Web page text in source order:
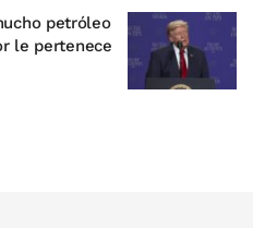
petróleo
le pertenece